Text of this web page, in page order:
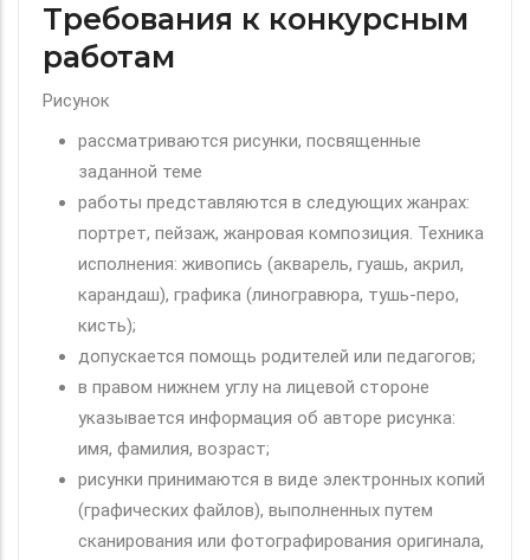
Требования к конкурсным
работам
Рисунок
рассматриваются рисунки, посвященные
заданной теме
работы представляются в следующих жанрах:
портрет, пейзаж, жанровая композиция. Техника
исполнения: живопись (акварель, гуашь, акрил,
карандаш), графика (линогравюра, тушь-перо,
кисть);
допускается помощь родителей или педагогов;
в правом нижнем углу на лицевой стороне
указывается информация об авторе рисунка:
имя, фамилия, возраст;
рисунки принимаются в виде электронных копий
(графических файлов), выполненных путем
сканирования или фотографирования оригинала,